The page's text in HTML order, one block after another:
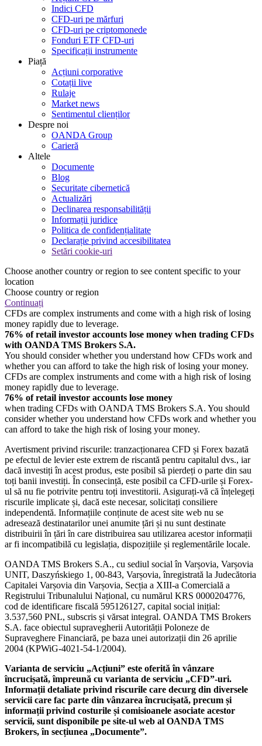
Indici CFD
CFD-uri pe mărfuri
CFD-uri pe criptomonede
Fonduri ETF CFD-uri
Specificații instrumente
Piață
Acțiuni corporative
Cotații live
Rulaje
Market news
Sentimentul clienților
Despre noi
OANDA Group
Carieră
Altele
Documente
Blog
Securitate cibernetică
Actualizări
Declinarea responsabilității
Informații juridice
Politica de confidențialitate
Declarație privind accesibilitatea
Setări cookie-uri
Choose another country or region to see content specific to your
location
Choose country or region
Continuați
CFDs are complex instruments and come with a high risk of losing
money rapidly due to leverage.
76% of retail investor accounts lose money when trading CFDs
with OANDA TMS Brokers S.A.
You should consider whether you understand how CFDs work and
whether you can afford to take the high risk of losing your money.
CFDs are complex instruments and come with a high risk of losing
money rapidly due to leverage.
76% of retail investor accounts lose money
when trading CFDs with OANDA TMS Brokers S.A. You should
consider whether you understand how CFDs work and whether you
can afford to take the high risk of losing your money.
Avertisment privind riscurile: tranzacționarea CFD și Forex bazată
pe efectul de levier este extrem de riscantă pentru capitalul dvs., iar
dacă investiți în acest produs, este posibil să pierdeți o parte din sau
toți banii investiți. În consecință, este posibil ca CFD-urile și Forex-
ul să nu fie potrivite pentru toți investitorii. Asigurați-vă că înțelegeți
riscurile implicate și, dacă este necesar, solicitați consiliere
independentă. Informațiile conținute de acest site web nu se
adresează destinatarilor unei anumite țări și nu sunt destinate
distribuirii în țări în care distribuirea sau utilizarea acestor informații
ar fi incompatibilă cu legislația, dispozițiile și reglementările locale.
OANDA TMS Brokers S.A., cu sediul social în Varșovia, Varșovia
UNIT, Daszyńskiego 1, 00-843, Varșovia, înregistrată la Judecătoria
Capitalei Varșovia din Varșovia, Secția a XIII-a Comercială a
Registrului Tribunalului Național, cu numărul KRS 0000204776,
cod de identificare fiscală 595126127, capital social inițial:
3.537,560 PNL, subscris și vărsat integral. OANDA TMS Brokers
S.A. face obiectul supravegherii Autorității Poloneze de
Supraveghere Financiară, pe baza unei autorizații din 26 aprilie
2004 (KPWiG-4021-54-1/2004).
Varianta de serviciu „Acțiuni” este oferită în vânzare
încrucișată, împreună cu varianta de serviciu „CFD”-uri.
Informații detaliate privind riscurile care decurg din diversele
servicii care fac parte din vânzarea încrucișată, precum și
informații privind costurile și comisioanele asociate acestor
servicii, sunt disponibile pe site-ul web al OANDA TMS
Brokers, în secțiunea „Documente”.